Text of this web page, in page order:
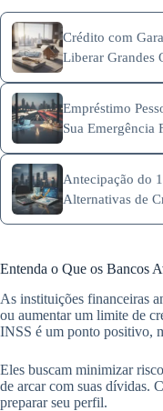
Crédito com
Liberar Grandes
Empréstimo
Sua Emergência
Antecipação do
Alternativas de
Entenda o Que os Bancos
As instituições financeiras
ou aumentar um limite de
INSS é um ponto positivo,
Eles buscam minimizar
de arcar com suas dívidas.
preparar seu perfil.